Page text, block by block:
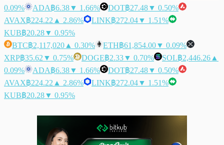
0.09%
ADA฿6.38▼ 1.66% DOT฿27.48▼ 0.50%
AVAX฿224.22 ▲ 2.86% LINK฿272.04▼ 1.51%
KUB฿20.28▼ 0.95%
BTC฿2,117,020 ▲ 0.30% ETH฿61,854.00▼ 0.09%
XRP฿35.62 ▼ 0.75% DOGE฿2.33▼ 0.70% SOL฿2,446.26 ▲
0.09%
ADA฿6.38▼ 1.66% DOT฿27.48▼ 0.50%
AVAX฿224.22 ▲ 2.86% LINK฿272.04▼ 1.51%
KUB฿20.28▼ 0.95%